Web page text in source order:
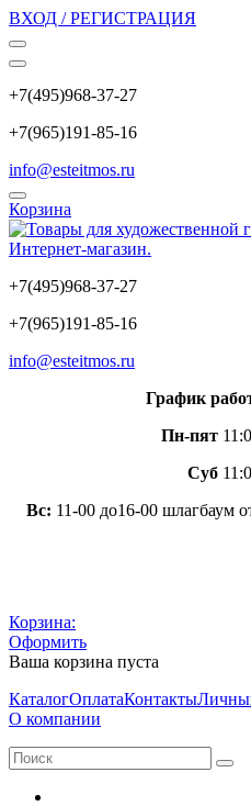
ВХОД / РЕГИСТРАЦИЯ
+7(495)968-37-27
+7(965)191-85-16
info@esteitmos.ru
Корзина
+7(495)968-37-27
+7(965)191-85-16
info@esteitmos.ru
График
Пн-пят
Суб
Вс: 11-00 до16-00 шлагбаум
Корзина:
Оформить
Ваша корзина пуста
КаталогОплатаКонтакты
О компании